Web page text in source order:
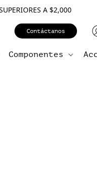
A $2,000
Contáctanos
Componentes